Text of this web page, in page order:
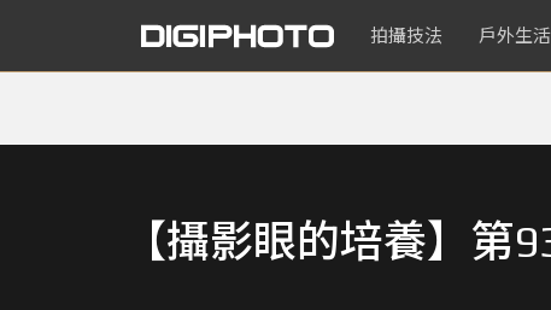
拍攝技法 戶外生活
【攝影眼的培養】第